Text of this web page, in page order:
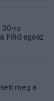
30-ra
Föld egész
meg a